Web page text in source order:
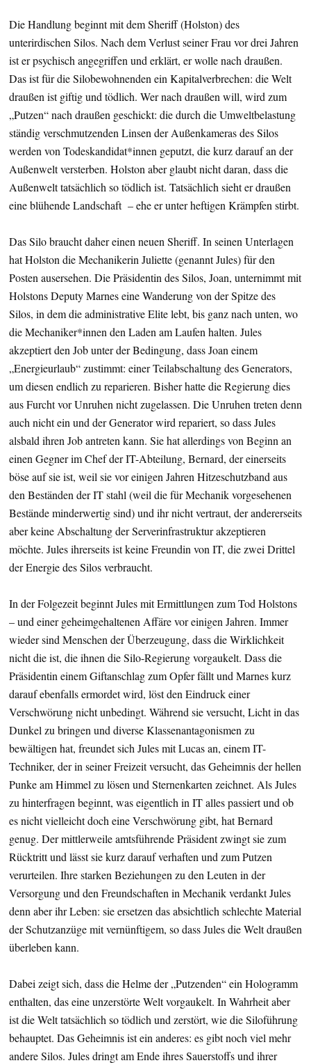
Die Handlung beginnt mit dem Sheriff (Holston) des
unterirdischen Silos. Nach dem Verlust seiner Frau vor drei Jahren
ist er psychisch angegriffen und erklärt, er wolle nach draußen.
Das ist für die Silobewohnenden ein Kapitalverbrechen: die Welt
draußen ist giftig und tödlich. Wer nach draußen will, wird zum
„Putzen“ nach draußen geschickt: die durch die Umweltbelastung
ständig verschmutzenden Linsen der Außenkameras des Silos
werden von Todeskandidat*innen geputzt, die kurz darauf an der
Außenwelt versterben. Holston aber glaubt nicht daran, dass die
Außenwelt tatsächlich so tödlich ist. Tatsächlich sieht er draußen
eine blühende Landschaft – ehe er unter heftigen Krämpfen stirbt.
Das Silo braucht daher einen neuen Sheriff. In seinen Unterlagen
hat Holston die Mechanikerin Juliette (genannt Jules) für den
Posten ausersehen. Die Präsidentin des Silos, Joan, unternimmt mit
Holstons Deputy Marnes eine Wanderung von der Spitze des
Silos, in dem die administrative Elite lebt, bis ganz nach unten, wo
die Mechaniker*innen den Laden am Laufen halten. Jules
akzeptiert den Job unter der Bedingung, dass Joan einem
„Energieurlaub“ zustimmt: einer Teilabschaltung des Generators,
um diesen endlich zu reparieren. Bisher hatte die Regierung dies
aus Furcht vor Unruhen nicht zugelassen. Die Unruhen treten denn
auch nicht ein und der Generator wird repariert, so dass Jules
alsbald ihren Job antreten kann. Sie hat allerdings von Beginn an
einen Gegner im Chef der IT-Abteilung, Bernard, der einerseits
böse auf sie ist, weil sie vor einigen Jahren Hitzeschutzband aus
den Beständen der IT stahl (weil die für Mechanik vorgesehenen
Bestände minderwertig sind) und ihr nicht vertraut, der andererseits
aber keine Abschaltung der Serverinfrastruktur akzeptieren
möchte. Jules ihrerseits ist keine Freundin von IT, die zwei Drittel
der Energie des Silos verbraucht.
In der Folgezeit beginnt Jules mit Ermittlungen zum Tod Holstons
– und einer geheimgehaltenen Affäre vor einigen Jahren. Immer
wieder sind Menschen der Überzeugung, dass die Wirklichkeit
nicht die ist, die ihnen die Silo-Regierung vorgaukelt. Dass die
Präsidentin einem Giftanschlag zum Opfer fällt und Marnes kurz
darauf ebenfalls ermordet wird, löst den Eindruck einer
Verschwörung nicht unbedingt. Während sie versucht, Licht in das
Dunkel zu bringen und diverse Klassenantagonismen zu
bewältigen hat, freundet sich Jules mit Lucas an, einem IT-
Techniker, der in seiner Freizeit versucht, das Geheimnis der hellen
Punke am Himmel zu lösen und Sternenkarten zeichnet. Als Jules
zu hinterfragen beginnt, was eigentlich in IT alles passiert und ob
es nicht vielleicht doch eine Verschwörung gibt, hat Bernard
genug. Der mittlerweile amtsführende Präsident zwingt sie zum
Rücktritt und lässt sie kurz darauf verhaften und zum Putzen
verurteilen. Ihre starken Beziehungen zu den Leuten in der
Versorgung und den Freundschaften in Mechanik verdankt Jules
denn aber ihr Leben: sie ersetzen das absichtlich schlechte Material
der Schutzanzüge mit vernünftigem, so dass Jules die Welt draußen
überleben kann.
Dabei zeigt sich, dass die Helme der „Putzenden“ ein Hologramm
enthalten, das eine unzerstörte Welt vorgaukelt. In Wahrheit aber
ist die Welt tatsächlich so tödlich und zerstört, wie die Siloführung
behauptet. Das Geheimnis ist ein anderes: es gibt noch viel mehr
andere Silos. Jules dringt am Ende ihres Sauerstoffs und ihrer